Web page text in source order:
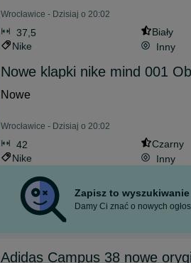
Wrocławice - Dzisiaj o 20:02
37,5
Biały
Nike
Inny
Nowe klapki nike mind 001
Nowe
Wrocławice - Dzisiaj o 20:02
42
Czarny
Nike
Inny
Zapisz to wyszukiwanie
Damy Ci znać o nowych
Adidas Campus 38 nowe